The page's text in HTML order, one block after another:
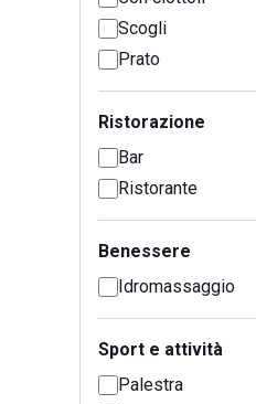
Scogli
Prato
Ristorazione
Bar
Ristorante
Benessere
Idromassaggio
Sport e attività
Palestra